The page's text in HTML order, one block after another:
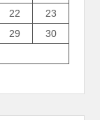
22
23
29
30